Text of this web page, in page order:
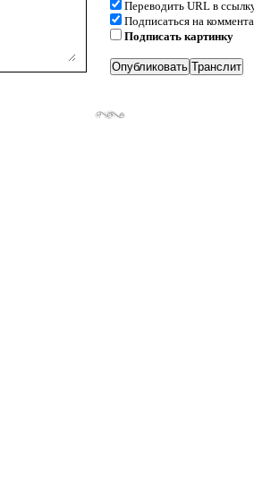
Переводить URL в
Подписаться на
Подписать картинку